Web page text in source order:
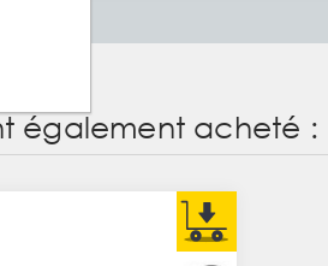
également acheté :